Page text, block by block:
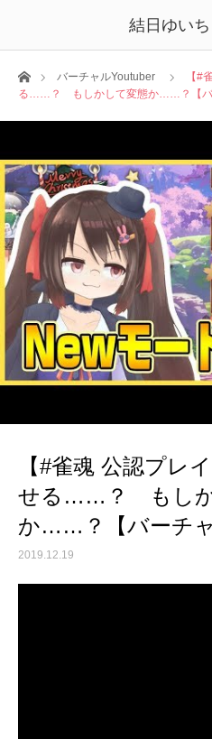
結日ゆい
ホームバーチャルYoutuber
【#
る……？ もしかして変態か……？【バ
【#雀魂 公認プレ
せる……？ もしか
か……？【バーチャ
2019.12.19